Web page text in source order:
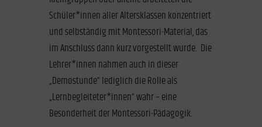
Schüler*innen aller Altersklassen konzentriert
und selbständig mit Montessori-Material, das
im Anschluss dann kurz vorgestellt wurde. Die
Lehrer*innen nahmen auch in dieser
„Demostunde“ lediglich die Rolle als
„Lernbegleiteter*innen“ wahr – eine
Besonderheit der Montessori-Pädagogik.